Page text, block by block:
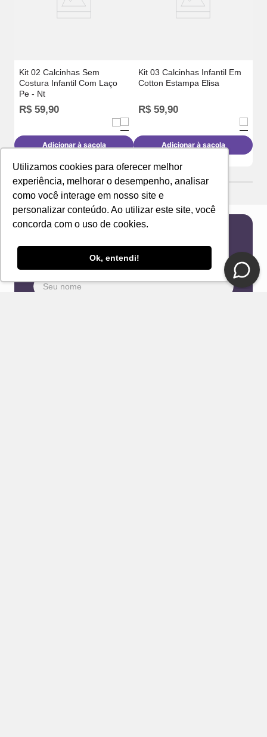
Utilizamos cookies para oferecer melhor
experiência, melhorar o desempenho, analisar
como você interage em nosso site e
personalizar conteúdo. Ao utilizar este site, você
concorda com o uso de cookies.
Ok, entendi!
Kit 02 Calcinhas Sem
Costura Infantil Com Laço
Pe - Nt
R$ 59,90
Adicionar à sacola
Kit 03 Calcinhas Infantil Em
Cotton Estampa Elisa
R$ 59,90
Adicionar à sacola
Newsletter
Receba novidades e ofertas exclusivas em seu
e-mail!